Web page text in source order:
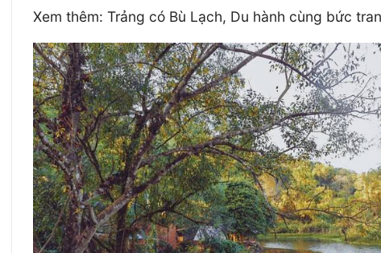
Xem thêm: Trảng có Bù Lạch, Du hành cùng bức